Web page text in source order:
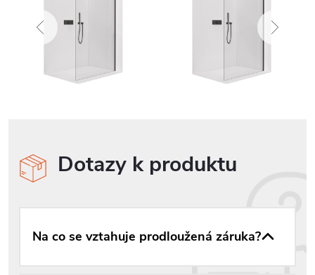
Dotazy k produktu
Na co se vztahuje prodloužená záruka?